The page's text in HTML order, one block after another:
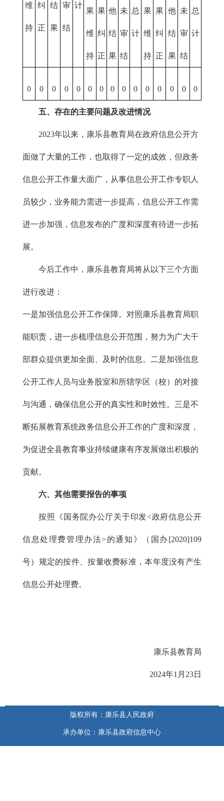
维
持
纠
正
结
果
审
结
计
果
维
持
果
纠
正
他
结
果
未
审
结
总
计
果
维
持
果
纠
正
他
结
果
未
审
结
总
计
0 0 0 0 0 0 0 0 0 0 0 0 0 0 0
五、存在的主要问题及改进情况
2023年以来，康乐县教育局在政府信息公开方
面做了大量的工作，也取得了一定的成效，但政务
信息公开工作量大面广，从事信息公开工作专职人
员较少，业务能力需进一步提高，信息公开工作需
进一步加强，信息发布的广度和深度有待进一步拓
展。
今后工作中，康乐县教育局将从以下三个方面
进行改进：
一是加强信息公开工作保障。对照康乐县教育局职
能职责，进一步梳理信息公开范围，努力为广大干
部群众提供更加全面、及时的信息。二是加强信息
公开工作人员与业务股室和所辖学区（校）的对接
与沟通，确保信息公开的真实性和时效性。三是不
断拓展教育系统政务信息公开工作的广度和深度，
为促进全县教育事业持续健康有序发展做出积极的
贡献。
六、其他需要报告的事项
按照《国务院办公厅关于印发<政府信息公开
信息处理费管理办法>的通知》（国办[2020]109
号）规定的按件、按量收费标准，本年度没有产生
信息公开处理费。
康乐县教育局
2024年1月23日
版权所有：康乐县人民政府
承办单位：康乐县政府信息中心